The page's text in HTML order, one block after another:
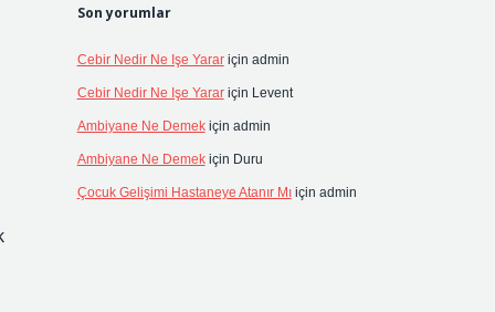
Son yorumlar
Cebir Nedir Ne Işe Yarariçin admin
Cebir Nedir Ne Işe Yarariçin Levent
Ambiyane Ne Demekiçin admin
Ambiyane Ne Demekiçin Duru
Çocuk Gelişimi Hastaneye Atanır Mıiçin admin